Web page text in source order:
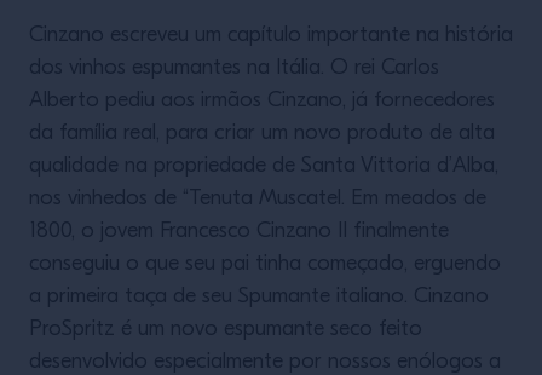
Cinzano escreveu um capítulo importante na história
dos vinhos espumantes na Itália. O rei Carlos
Alberto pediu aos irmãos Cinzano, já fornecedores
da família real, para criar um novo produto de alta
qualidade na propriedade de Santa Vittoria d’Alba,
nos vinhedos de “Tenuta Muscatel. Em meados de
1800, o jovem Francesco Cinzano II finalmente
conseguiu o que seu pai tinha começado, erguendo
a primeira taça de seu Spumante italiano. Cinzano
ProSpritz é um novo espumante seco feito
desenvolvido especialmente por nossos enólogos a